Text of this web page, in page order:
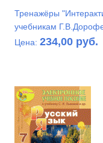
Тренажёры
учебникам
Цена: 234,00 руб.